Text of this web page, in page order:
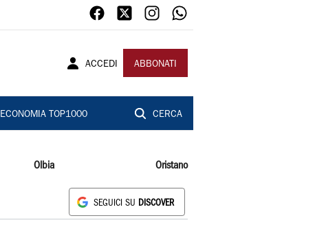
ACCEDI ABBONATI
ECONOMIA TOP1000 CERCA
Olbia Oristano
SEGUICI SU DISCOVER